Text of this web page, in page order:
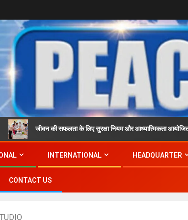
जीवन की सफलता के लिए सुरक्षा नियम और आध्यात्मिकता आयोजित कार्यक्रम
INTERNATIONAL HEADQUARTER
CONTACT US